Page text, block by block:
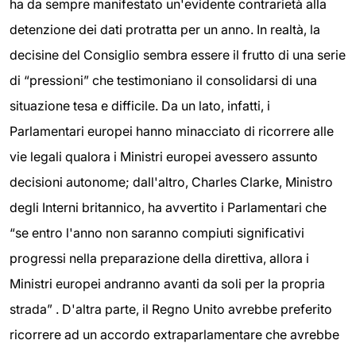
ha da sempre manifestato un'evidente contrarietà alla
detenzione dei dati protratta per un anno. In realtà, la
decisine del Consiglio sembra essere il frutto di una serie
di “pressioni” che testimoniano il consolidarsi di una
situazione tesa e difficile. Da un lato, infatti, i
Parlamentari europei hanno minacciato di ricorrere alle
vie legali qualora i Ministri europei avessero assunto
decisioni autonome; dall'altro, Charles Clarke, Ministro
degli Interni britannico, ha avvertito i Parlamentari che
“se entro l'anno non saranno compiuti significativi
progressi nella preparazione della direttiva, allora i
Ministri europei andranno avanti da soli per la propria
strada” . D'altra parte, il Regno Unito avrebbe preferito
ricorrere ad un accordo extraparlamentare che avrebbe